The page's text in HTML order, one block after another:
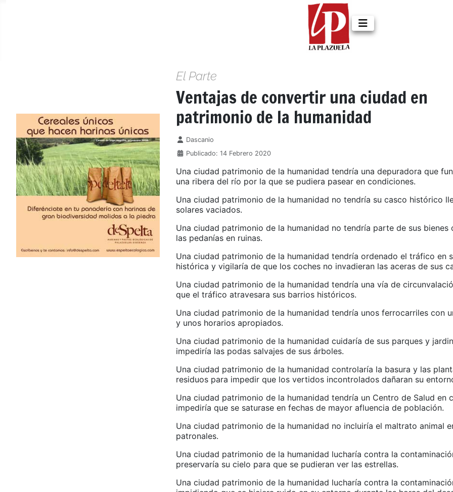
El Parte
Ventajas de convertir una ciudad en
patrimonio de la humanidad
Detalles
Dascanio
Publicado: 14 Febrero 2020
Una ciudad patrimonio de la humanidad tendría una depuradora que
una ribera del río por la que se pudiera pasear en condiciones.
Una ciudad patrimonio de la humanidad no tendría su casco histórico
solares vaciados.
Una ciudad patrimonio de la humanidad no tendría parte de sus bienes
las pedanías en ruinas.
Una ciudad patrimonio de la humanidad tendría ordenado el tráfico en
histórica y vigilaría de que los coches no invadieran las aceras de sus
Una ciudad patrimonio de la humanidad tendría una vía de
que el tráfico atravesara sus barrios históricos.
Una ciudad patrimonio de la humanidad tendría unos ferrocarriles con
y unos horarios apropiados.
Una ciudad patrimonio de la humanidad cuidaría de sus parques y
impediría las podas salvajes de sus árboles.
Una ciudad patrimonio de la humanidad controlaría la basura y las
residuos para impedir que los vertidos incontrolados dañaran su
Una ciudad patrimonio de la humanidad tendría un Centro de Salud en
impediría que se saturase en fechas de mayor afluencia de población.
Una ciudad patrimonio de la humanidad no incluiría el maltrato animal
patronales.
Una ciudad patrimonio de la humanidad lucharía contra la
preservaría su cielo para que se pudieran ver las estrellas.
Una ciudad patrimonio de la humanidad lucharía contra la